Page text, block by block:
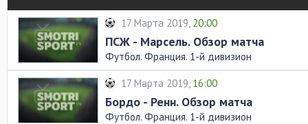
17 Марта 2019, 20:00
ПСЖ - Марсель. Обзор матча
Футбол. Франция. 1-й дивизион
17 Марта 2019, 16:00
Бордо - Ренн. Обзор матча
Футбол. Франция. 1-й дивизион